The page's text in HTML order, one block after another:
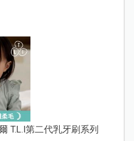
T.L.I第二代乳牙刷系列